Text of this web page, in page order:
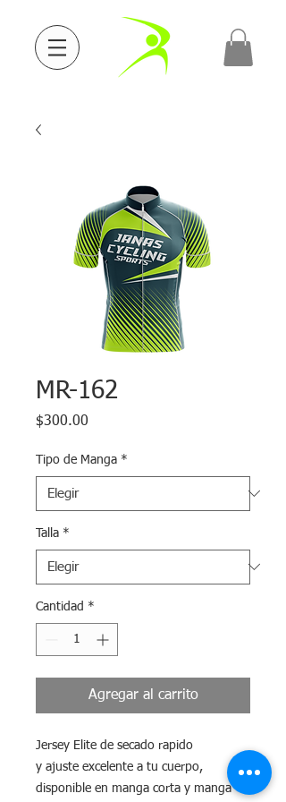
MR-162
$300.00
Tipo de Manga *
Talla *
Cantidad *
Agregar al carrito
Jersey Elite de secado rapido
y ajuste excelente a tu cuerpo,
disponible en manga corta y manga